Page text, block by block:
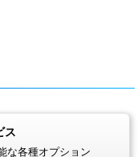
ス
な各種オプション